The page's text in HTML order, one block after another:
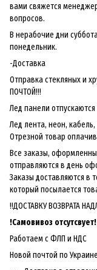
вами свяжется
вопросов.
В нерабочие дни
понедельник.
-Доставка
Отправка стекляных и
ПОЧТОЙ!!!
Лед панели отпускаются
Лед лента, неон,
Отрезной товар
Все заказы,
отправляются в день
Заказы доставляются в
который посылается
!!ДОСТАВКУ ВОЗВРАТА
!Самовивоз отсутсвует!
Работаем с ФЛП и НДС
Новой почтой по Украине